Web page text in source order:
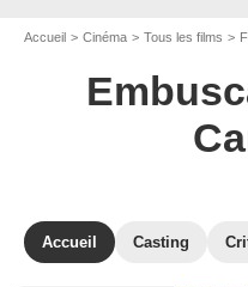
Accueil Cinéma Tous les films
Accueil Casting